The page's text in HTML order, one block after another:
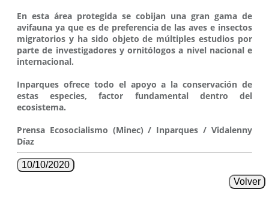
En esta área protegida se cobijan una gran gama de
avifauna ya que es de preferencia de las aves e insectos
migratorios y ha sido objeto de múltiples estudios por
parte de investigadores y ornitólogos a nivel nacional e
internacional.
Inparques ofrece todo el apoyo a la conservación de
estas especies, factor fundamental dentro del
ecosistema.
Prensa Ecosocialismo (Minec) / Inparques / Vidalenny
Díaz
10/10/2020
Volver